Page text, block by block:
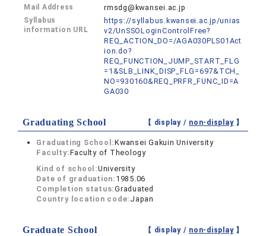
Mail Address rmsdg@kwansei.ac.jp
Syllabus
information URL
https://syllabus.kwansei.ac.jp/unias
v2/UnSSOLoginControlFree?
REQ_ACTION_DO=/AGA030PLS01Act
ion.do?
REQ_FUNCTION_JUMP_START_FLG
=1&SLB_LINK_DISP_FLG=697&TCH_
NO=930160&REQ_PRFR_FUNC_ID=A
GA030
Graduating School 【 display / non-display】
Graduating School:Kwansei Gakuin University
Faculty:Faculty of Theology
Kind of school:University
Date of graduation: 1985.06
Completion status:Graduated
Country location code: Japan
Graduate School 【 display / non-display】